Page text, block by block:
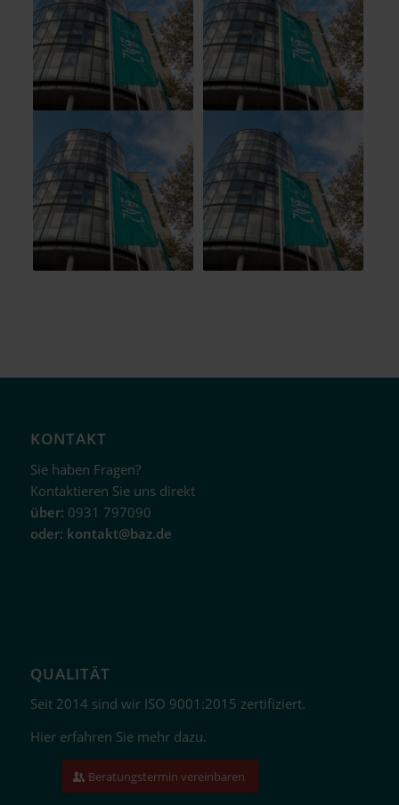
KONTAKT
Sie haben Fragen?
Kontaktieren Sie uns direkt
über: 0931 797090
oder: kontakt@baz.de
Beratungstermin vereinbaren
QUALITÄT
Seit 2014 sind wir ISO 9001:2015 zertifiziert.
Hier erfahren Sie mehr dazu.